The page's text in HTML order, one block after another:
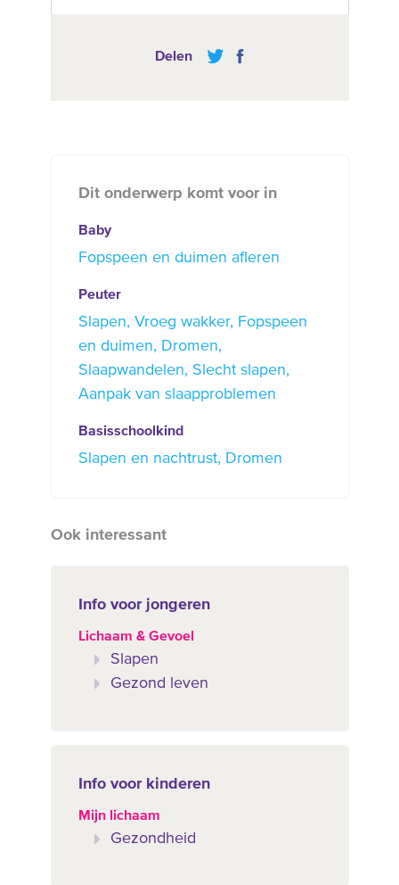
Delen
Dit onderwerp komt voor in
Baby
Fopspeen en duimen afleren
Peuter
Slapen Vroeg wakker
Fopspeen
en duimen
Dromen
Slaapwandelen
Slecht slapen
Aanpak van slaapproblemen
Basisschoolkind
Slapen en nachtrust Dromen
Ook interessant
Info voor jongeren
Lichaam & Gevoel
Slapen
Gezond leven
Info voor kinderen
Mijn lichaam
Gezondheid